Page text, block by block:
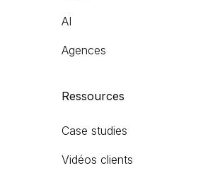
AI
Agences
Ressources
Case studies
Vidéos clients